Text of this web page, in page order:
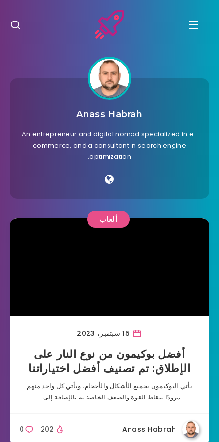
Anass Habrah
An entrepreneur and digital nomad specialized in e-
commerce, and a consultant in search engine
optimization.
ألعاب
أفضل بوكيمون من نوع النار على
الإطلاق: تم تصنيف أفضل اختياراتنا
يأتي البوكيمون بجميع الأشكال والأحجام، ويأتي كل واحد منهم
مزودًا بنقاط القوة والضعف الخاصة به بالإضافة إلى…
Anass Habrah
0 202